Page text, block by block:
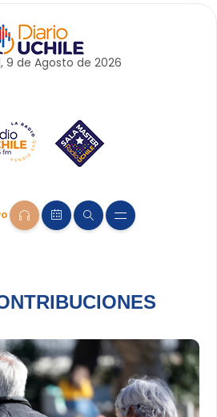
9 de Agosto de 2026